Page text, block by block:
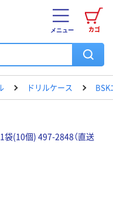
カゴ
メニュー
ドリルケース BSK
袋(10個) 497-2848（直送